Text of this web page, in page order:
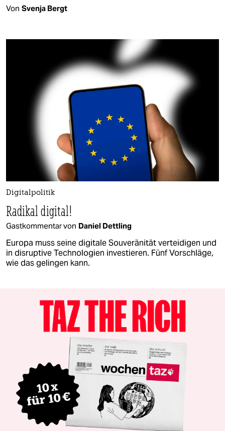
Von Svenja Bergt
Digitalpolitik
Radikal digital!
Gastkommentar von Daniel Dettling
Europa muss seine digitale Souveränität verteidigen und
in disruptive Technologien investieren. Fünf Vorschläge,
wie das gelingen kann.